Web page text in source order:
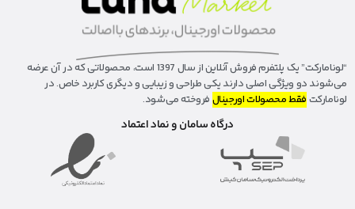
“لونا‌مارکت” یک پلتفرم فروش آنلاین از سال 1397 است، محصولاتی که در آن عرضه
می‌شوند دو ویژگی اصلی دارند یکی طراحی و زیبایی و دیگری کاربرد خاص. در
لونامارکت فقط محصولات اورجینال فروخته می‌شود.
درگاه سامان و نماد اعتماد